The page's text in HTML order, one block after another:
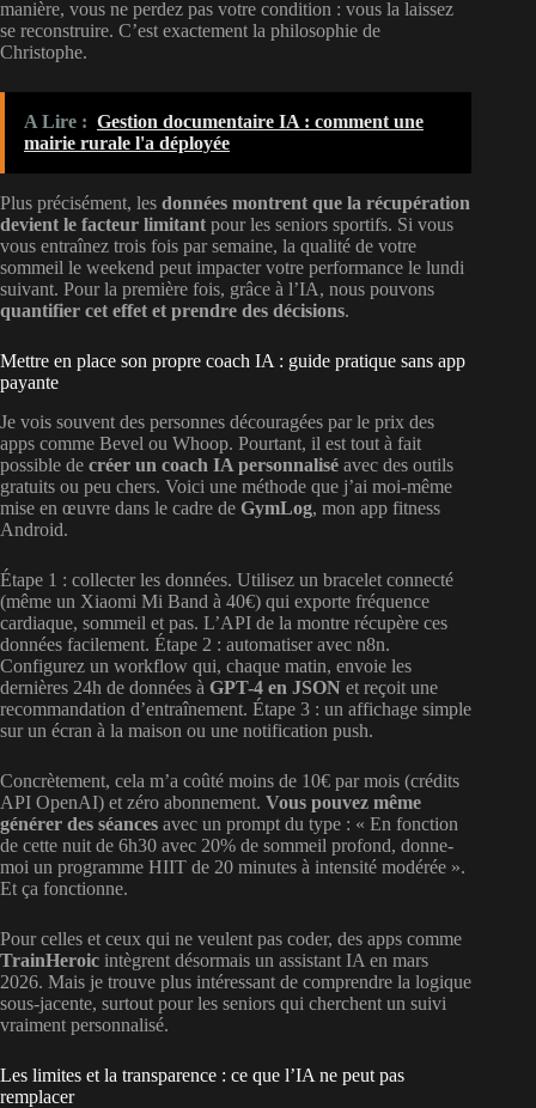
manière, vous ne perdez pas votre condition : vous la laissez
se reconstruire. C’est exactement la philosophie de
Christophe.
A Lire : Gestion documentaire IA : comment une
mairie rurale l'a déployée
Plus précisément, les données montrent que la récupération
devient le facteur limitant pour les seniors sportifs. Si vous
vous entraînez trois fois par semaine, la qualité de votre
sommeil le weekend peut impacter votre performance le lundi
suivant. Pour la première fois, grâce à l’IA, nous pouvons
quantifier cet effet et prendre des décisions.
Mettre en place son propre coach IA : guide pratique sans app
payante
Je vois souvent des personnes découragées par le prix des
apps comme Bevel ou Whoop. Pourtant, il est tout à fait
possible de créer un coach IA personnalisé avec des outils
gratuits ou peu chers. Voici une méthode que j’ai moi-même
mise en œuvre dans le cadre de GymLog, mon app fitness
Android.
Étape 1 : collecter les données. Utilisez un bracelet connecté
(même un Xiaomi Mi Band à 40€) qui exporte fréquence
cardiaque, sommeil et pas. L’API de la montre récupère ces
données facilement. Étape 2 : automatiser avec n8n.
Configurez un workflow qui, chaque matin, envoie les
dernières 24h de données à GPT-4 en JSON et reçoit une
recommandation d’entraînement. Étape 3 : un affichage simple
sur un écran à la maison ou une notification push.
Concrètement, cela m’a coûté moins de 10€ par mois (crédits
API OpenAI) et zéro abonnement. Vous pouvez même
générer des séances avec un prompt du type : « En fonction
de cette nuit de 6h30 avec 20% de sommeil profond, donne-
moi un programme HIIT de 20 minutes à intensité modérée ».
Et ça fonctionne.
Pour celles et ceux qui ne veulent pas coder, des apps comme
TrainHeroic intègrent désormais un assistant IA en mars
2026. Mais je trouve plus intéressant de comprendre la logique
sous-jacente, surtout pour les seniors qui cherchent un suivi
vraiment personnalisé.
Les limites et la transparence : ce que l’IA ne peut pas
remplacer